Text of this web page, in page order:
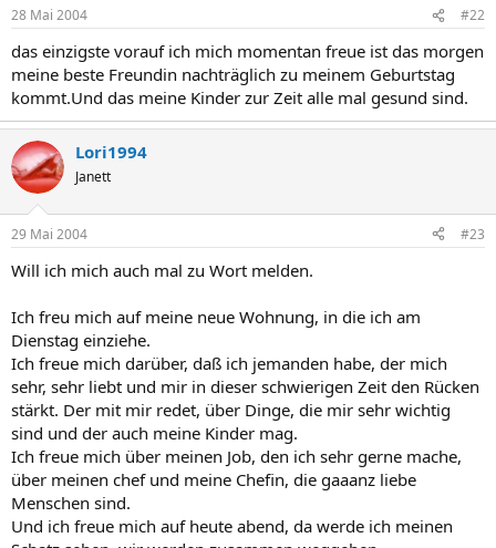
28 Mai 2004 #22
das einzigste vorauf ich mich momentan freue ist das morgen
meine beste Freundin nachträglich zu meinem Geburtstag
kommt.Und das meine Kinder zur Zeit alle mal gesund sind.
Lori1994
Janett
29 Mai 2004 #23
Will ich mich auch mal zu Wort melden.
Ich freu mich auf meine neue Wohnung, in die ich am
Dienstag einziehe.
Ich freue mich darüber, daß ich jemanden habe, der mich
sehr, sehr liebt und mir in dieser schwierigen Zeit den Rücken
stärkt. Der mit mir redet, über Dinge, die mir sehr wichtig
sind und der auch meine Kinder mag.
Ich freue mich über meinen Job, den ich sehr gerne mache,
über meinen chef und meine Chefin, die gaaanz liebe
Menschen sind.
Und ich freue mich auf heute abend, da werde ich meinen